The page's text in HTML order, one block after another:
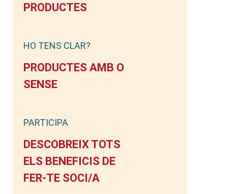
PRODUCTES
HO TENS CLAR?
PRODUCTES AMB O
SENSE
PARTICIPA
DESCOBREIX TOTS
ELS BENEFICIS DE
FER-TE SOCI/A